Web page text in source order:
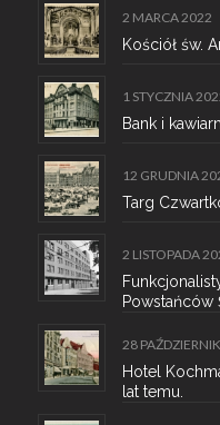
2 MARCA 2022
Kościół św.
1 STYCZNIA
Bank i
12 GRUDNIA
Targ
2 LISTOPADA
Powstańców
28
Hotel
lat temu.